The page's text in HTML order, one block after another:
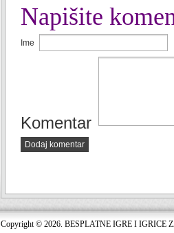
Napišite
Ime
Komentar
Dodaj komentar
Copyright © 2026. BESPLATNE IGRE I IGRICE